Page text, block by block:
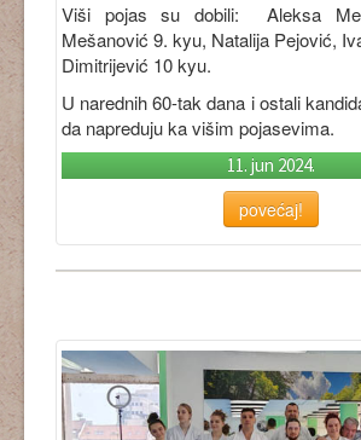
Viši pojas su dobili: Aleksa
Mešanović 9. kyu, Natalija Pejović,
Dimitrijević 10 kyu.
U narednih 60-tak dana i ostali
da napreduju ka višim pojasevima.
11. jun 2024.
povećaj!